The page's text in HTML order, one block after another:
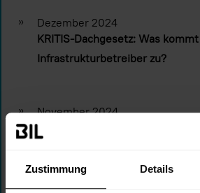
Zustimmung Details
»
Dezember 2024
KRITIS-Dachgesetz: Was
Infrastrukturbetreiber zu?
»
November 2024
Effekte des KRITIS-